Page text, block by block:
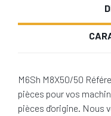
M6Sh M8X50/50
pièces pour vos
pièces d'origine. Nous